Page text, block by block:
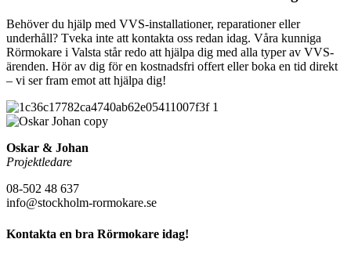
Behöver du hjälp med VVS-installationer, reparationer eller
underhåll? Tveka inte att kontakta oss redan idag. Våra kunniga
Rörmokare i Valsta står redo att hjälpa dig med alla typer av VVS-
ärenden. Hör av dig för en kostnadsfri offert eller boka en tid direkt
– vi ser fram emot att hjälpa dig!
Oskar & Johan
Projektledare
08-502 48 637
info@stockholm-rormokare.se
Kontakta en bra Rörmokare idag!